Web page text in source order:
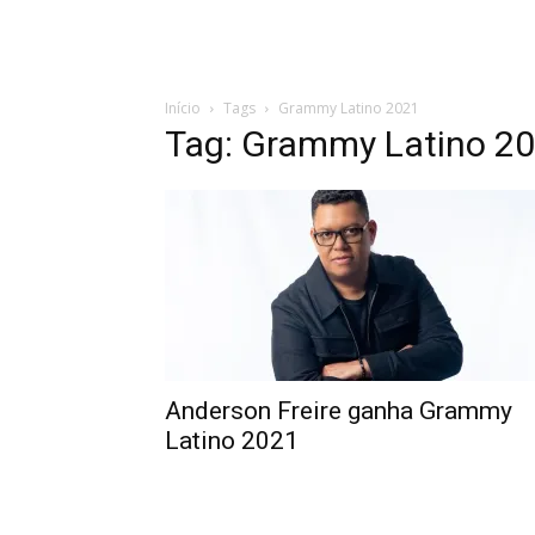
Início Tags Grammy Latino 2021
Tag: Grammy Latino
Anderson Freire ganha Grammy
Latino 2021